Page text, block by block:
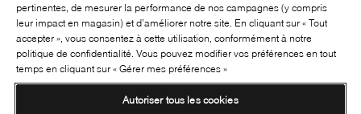
BROWNS SHOES INC. TOUS DROITS
RÉSERVÉS
SUIVEZ-NOUS!:
pertinentes, de mesurer la performance de nos campagnes (y compris
leur impact en magasin) et d’améliorer notre site. En cliquant sur « Tout
accepter », vous consentez à cette utilisation, conformément à notre
politique de confidentialité. Vous pouvez modifier vos préférences en tout
temps en cliquant sur « Gérer mes préférences »
Autoriser tous les cookies